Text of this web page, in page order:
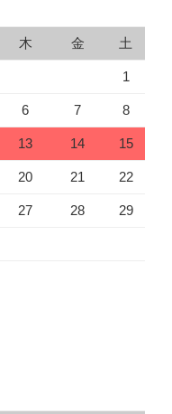
木 金 土
1
6 7 8
13 14 15
20 21 22
27 28 29